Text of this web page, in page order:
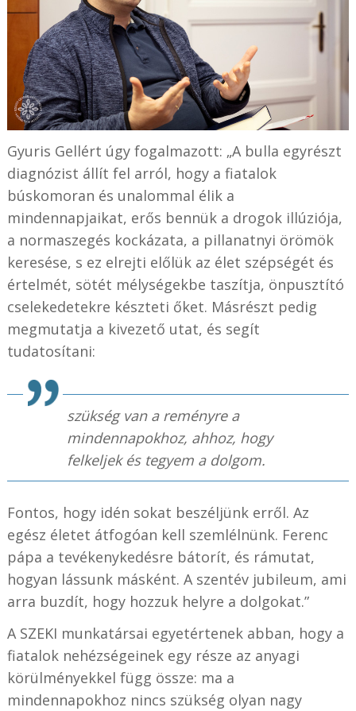
Gyuris Gellért úgy fogalmazott: „A bulla egyrészt
diagnózist állít fel arról, hogy a fiatalok
búskomoran és unalommal élik a
mindennapjaikat, erős bennük a drogok illúziója,
a normaszegés kockázata, a pillanatnyi örömök
keresése, s ez elrejti előlük az élet szépségét és
értelmét, sötét mélységekbe taszítja, önpusztító
cselekedetekre készteti őket. Másrészt pedig
megmutatja a kivezető utat, és segít
tudatosítani:
szükség van a reményre a
mindennapokhoz, ahhoz, hogy
felkeljek és tegyem a dolgom.
Fontos, hogy idén sokat beszéljünk erről. Az
egész életet átfogóan kell szemlélnünk. Ferenc
pápa a tevékenykedésre bátorít, és rámutat,
hogyan lássunk másként. A szentév jubileum, ami
arra buzdít, hogy hozzuk helyre a dolgokat.”
A SZEKI munkatársai egyetértenek abban, hogy a
fiatalok nehézségeinek egy része az anyagi
körülményekkel függ össze: ma a
mindennapokhoz nincs szükség olyan nagy